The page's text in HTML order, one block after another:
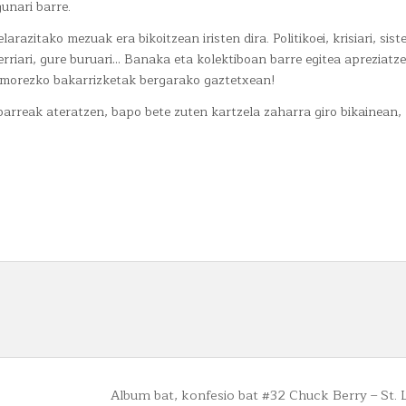
barre.
mezuak era bikoitzean iristen dira. Politikoei, krisiari,
gure buruari… Banaka eta kolektiboan barre egitea
bakarrizketak bergarako gaztetxean!
ateratzen, bapo bete zuten kartzela zaharra giro bikainean,
Album bat, konfesio bat #32 Chuck Berry – St.